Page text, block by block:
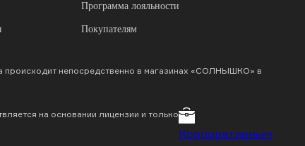
Программа лояльности
Покупателям
происходит непосредственно в магазинах «СОЛНЫШКО» в
на основании лицензии и только
Корпоративным